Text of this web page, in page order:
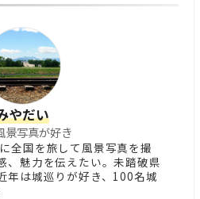
やだい
景写真が好き
全国を旅して風景写真を撮
、魅力を伝えたい。未踏破県
年は城巡りが好き、100名城